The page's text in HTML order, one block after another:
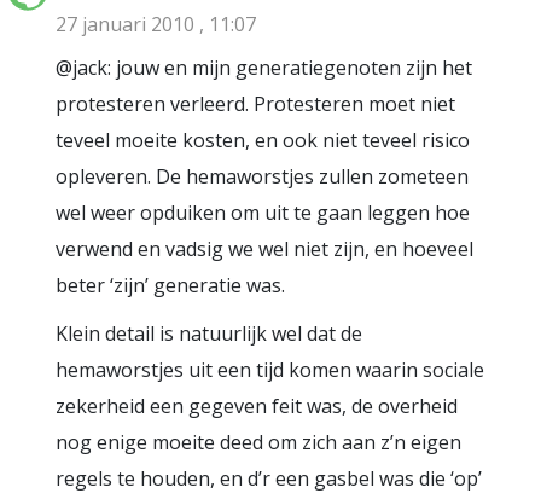
27 januari 2010 , 11:07
@jack: jouw en mijn generatiegenoten zijn het
protesteren verleerd. Protesteren moet niet
teveel moeite kosten, en ook niet teveel risico
opleveren. De hemaworstjes zullen zometeen
wel weer opduiken om uit te gaan leggen hoe
verwend en vadsig we wel niet zijn, en hoeveel
beter ‘zijn’ generatie was.
Klein detail is natuurlijk wel dat de
hemaworstjes uit een tijd komen waarin sociale
zekerheid een gegeven feit was, de overheid
nog enige moeite deed om zich aan z’n eigen
regels te houden, en d’r een gasbel was die ‘op’